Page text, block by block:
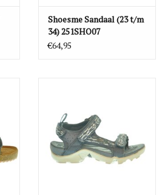
Shoesme Sandaal (23 t/m
34) 251SHO07
€64,95